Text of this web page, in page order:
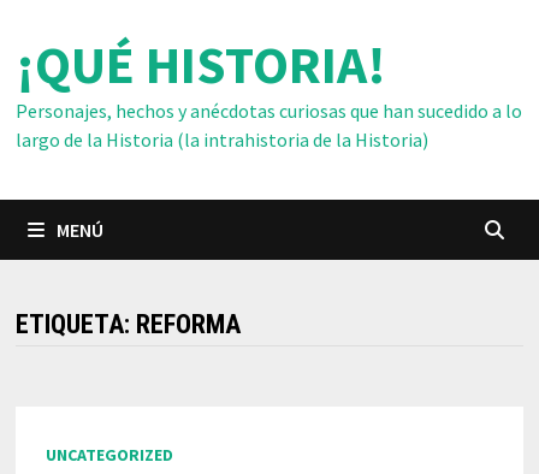
contenido
¡QUÉ HISTORIA!
Personajes, hechos y anécdotas curiosas que han sucedido a lo
largo de la Historia (la intrahistoria de la Historia)
MENÚ
ETIQUETA: REFORMA
UNCATEGORIZED